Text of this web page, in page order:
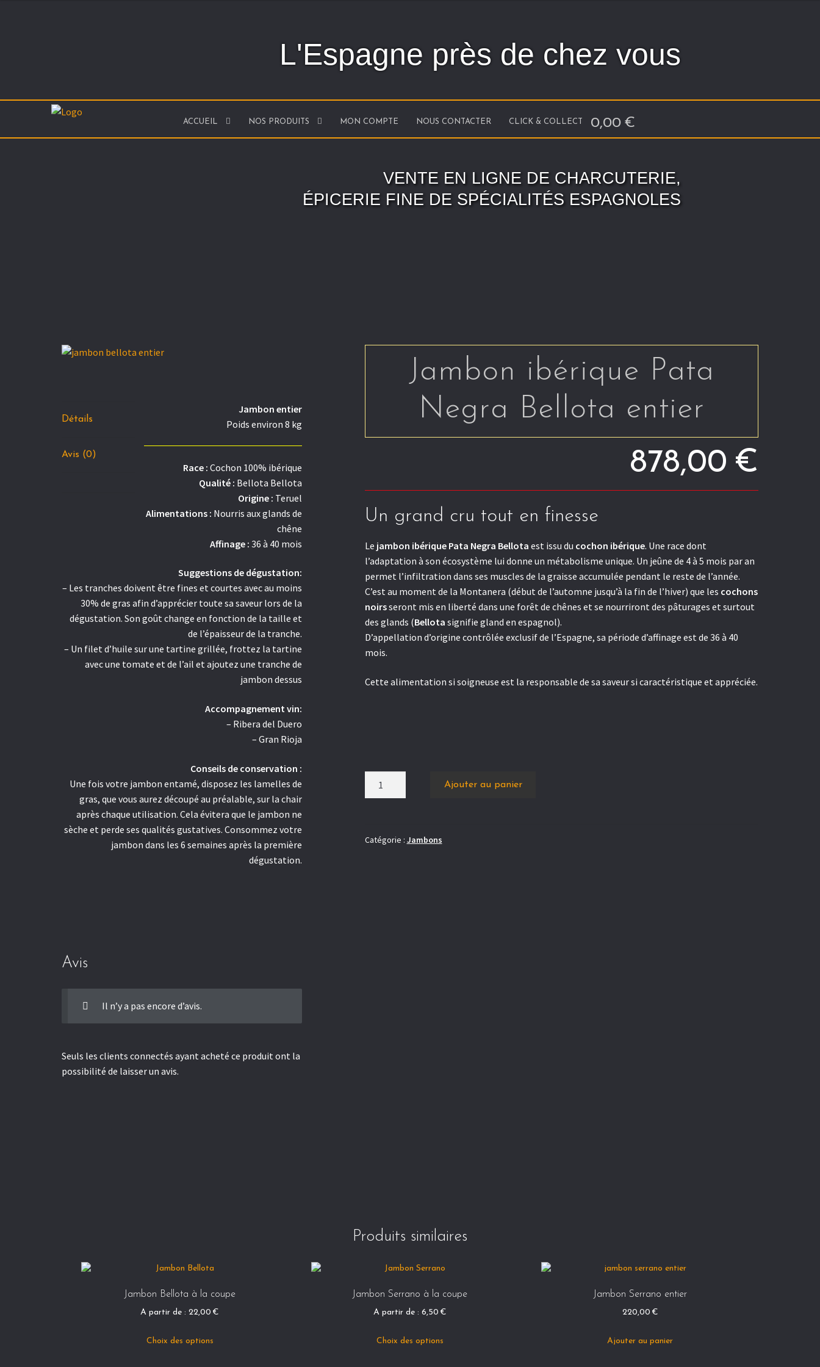
L'Espagne près de chez vous
Aller
à
navigation
Aller
au
ACCUEIL NOS PRODUITS MON COMPTE NOUS CONTACTER CLICK & COLLECT 0,00 €
VENTE EN LIGNE DE CHARCUTERIE,
ÉPICERIE FINE DE SPÉCIALITÉS ESPAGNOLES
Détails
Avis (0)
Jambon entier
Poids environ 8 kg
Race : Cochon 100% ibérique
Qualité : Bellota Bellota
Origine : Teruel
Alimentations : Nourris aux glands de
chêne
Affinage : 36 à 40 mois
Suggestions de dégustation:
– Les tranches doivent être fines et courtes avec au moins
30% de gras afin d’apprécier toute sa saveur lors de la
dégustation. Son goût change en fonction de la taille et
de l’épaisseur de la tranche.
– Un filet d’huile sur une tartine grillée, frottez la tartine
avec une tomate et de l’ail et ajoutez une tranche de
jambon dessus
Accompagnement vin:
– Ribera del Duero
– Gran Rioja
Conseils de conservation :
Une fois votre jambon entamé, disposez les lamelles de
gras, que vous aurez découpé au préalable, sur la chair
après chaque utilisation. Cela évitera que le jambon ne
sèche et perde ses qualités gustatives. Consommez votre
jambon dans les 6 semaines après la première
dégustation.
Avis
Il n’y a pas encore d’avis.
Seuls les clients connectés ayant acheté ce produit ont la
possibilité de laisser un avis.
Jambon ibérique Pata
Negra Bellota entier
878,00 €
Un grand cru tout en finesse
Le jambon ibérique Pata Negra Bellota est issu du cochon ibérique. Une race dont
l’adaptation à son écosystème lui donne un métabolisme unique. Un jeûne de 4 à 5 mois par an
permet l’infiltration dans ses muscles de la graisse accumulée pendant le reste de l’année.
C’est au moment de la Montanera (début de l’automne jusqu’à la fin de l’hiver) que les cochons
noirsseront mis en liberté dans une forêt de chênes et se nourriront des pâturages et surtout
des glands (Bellota signifie gland en espagnol).
D’appellation d’origine contrôlée exclusif de l’Espagne, sa période d’affinage est de 36 à 40
mois.
Cette alimentation si soigneuse est la responsable de sa saveur si caractéristique et appréciée.
Pata
Ajouter au panier
Catégorie : Jambons
Produits similaires
Jambon Bellota à la coupe
A partir de : 22,00 €
Choix des options
Jambon Serrano à la coupe
A partir de : 6,50 €
Choix des options
Jambon Serrano entier
220,00 €
Ajouter au panier